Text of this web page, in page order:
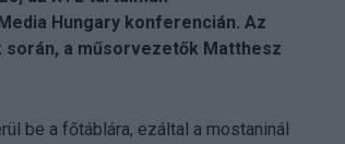
Hungary konferencián. Az
a műsorvezetők Matthesz
be a főtáblára, ezáltal a mostaninál